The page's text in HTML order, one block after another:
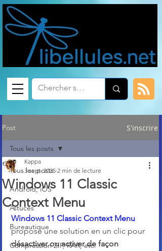
Post S'inscrire
Tous les posts
Android, iOS
Astuces
Bureautique
Compression ZIP, RAR, etc.
Tous les posts
Windows 11 Classic
Context Menu
Kappa
3 sept. 2025 2 min de lecture
Windows 11 Classic Context Menu
propose une solution en un clic pour
désactiver ou activer de façon